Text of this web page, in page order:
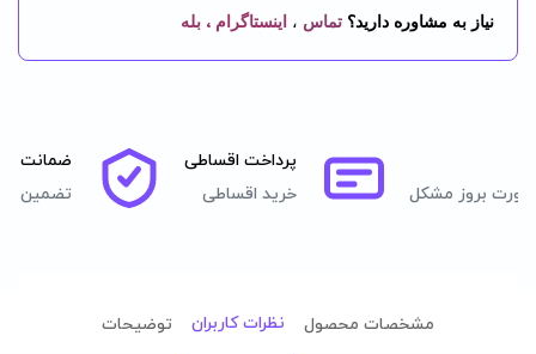
نیاز به مشاوره دارید؟ تماس ، اینستاگرام ، بله
بروز مشکل
پرداخت اقساطی
خرید اقساطی
ضمانت
تضمین
مشخصات محصول نظرات کاربران توضیحات